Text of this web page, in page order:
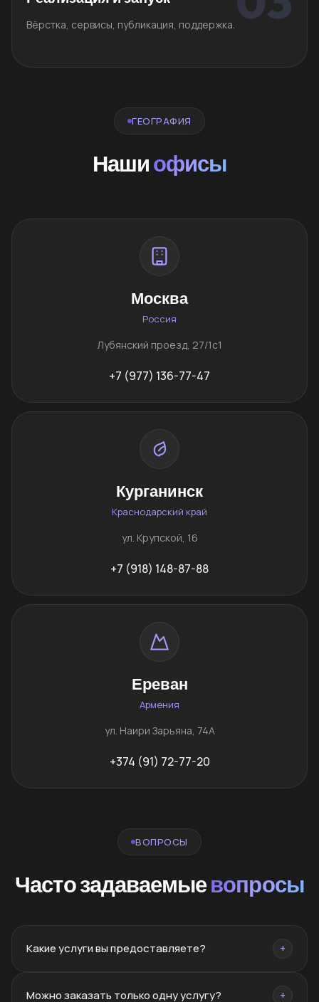
Вёрстка, сервисы, публикация, поддержка.
ГЕОГРАФИЯ
Нашиофисы
Москва
Россия
Лубянский проезд, 27/1с1
+7 (977) 136-77-47
Курганинск
Краснодарский край
ул. Крупской, 16
+7 (918) 148-87-88
Ереван
Армения
ул. Наири Зарьяна, 74А
+374 (91) 72-77-20
ВОПРОСЫ
Часто задаваемыевопросы
Какие услуги вы предоставляете? +
дизайн, полиграфия, фото/видео, маркетплейсы,
Можно заказать только одну услугу? +